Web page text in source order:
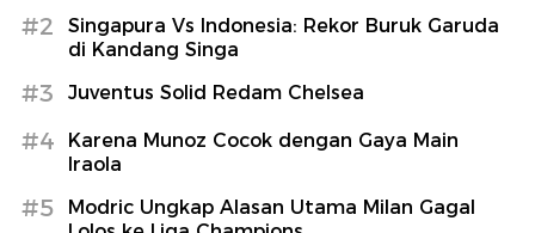
#2
Singapura Vs Indonesia: Rekor Buruk Garuda
di Kandang Singa
#3 Juventus Solid Redam Chelsea
#4
Karena Munoz Cocok dengan Gaya Main
Iraola
#5
Modric Ungkap Alasan Utama Milan Gagal